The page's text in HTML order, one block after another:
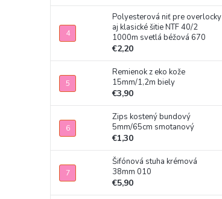
Polyesterová niť pre overlocky
aj klasické šitie NTF 40/2
1000m svetlá béžová 670
€2,20
Remienok z eko kože
15mm/1,2m biely
€3,90
Zips kostený bundový
5mm/65cm smotanový
€1,30
Šifónová stuha krémová
38mm 010
€5,90